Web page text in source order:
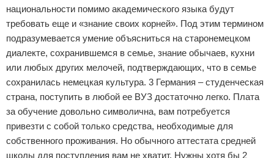
национальности помимо академического языка будут
требовать еще и «знание своих корней». Под этим термином
подразумевается умение объясниться на старонемецком
диалекте, сохранившемся в семье, знание обычаев, кухни
или любых других мелочей, подтверждающих, что в семье
сохранилась немецкая культура. 3 Германия – студенческая
страна, поступить в любой ее ВУЗ достаточно легко. Плата
за обучение довольно символична, вам потребуется
привезти с собой только средства, необходимые для
собственного проживания. Но обычного аттестата средней
школы для поступления вам не хватит. Нужны хотя бы 2